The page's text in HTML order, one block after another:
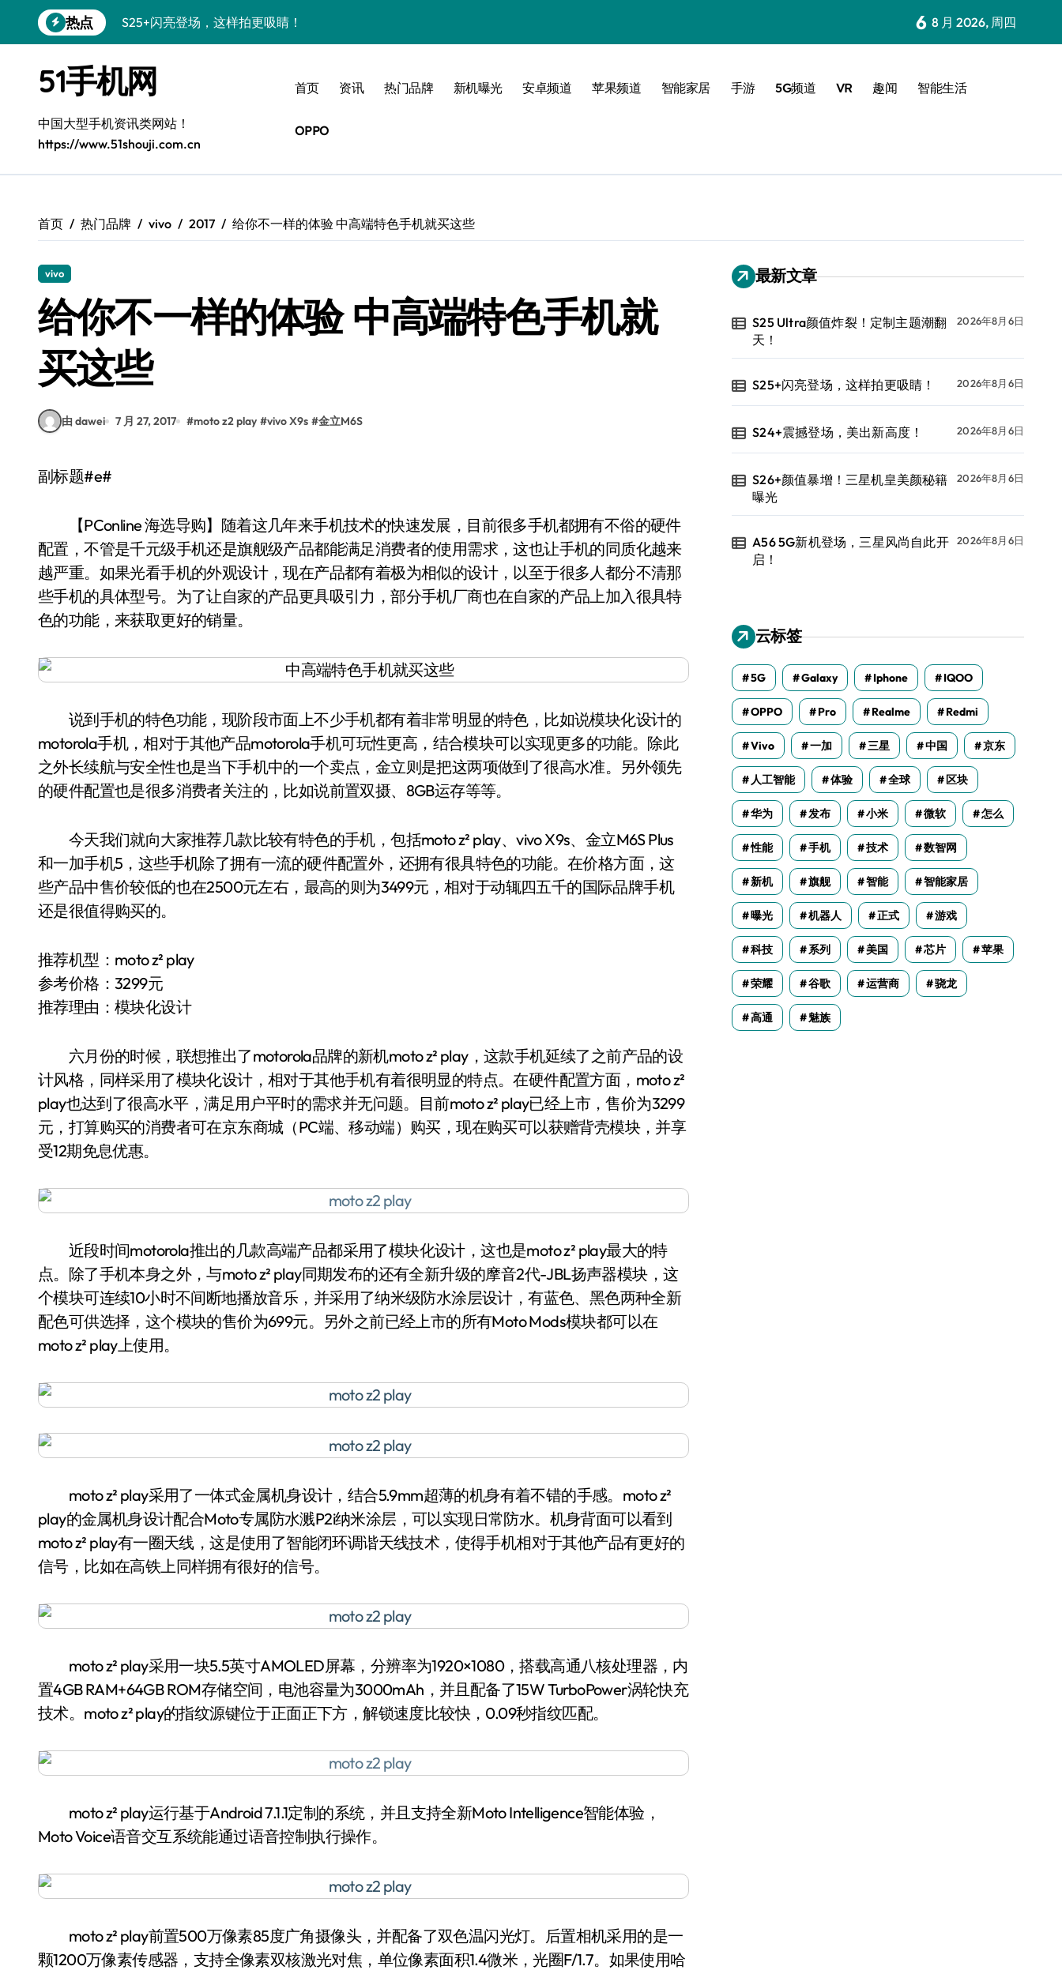
到
热点
S24+震撼登场，美出新高度！
S26+颜值暴增！三星机皇美颜秘籍曝光
A56 5G新机登场，三星风尚自此开启！
三星S26上手秒变个性神器！
Galaxy C55 5G登场，美学新纪元！
6 8 月 2026, 周四
51手机网
中国大型手机资讯类网站！
https://www.51shouji.com.cn
首页 资讯 热门品牌 新机曝光 安卓频道 苹果频道 智能家居 手游 5G频道 VR 趣闻 智能生活
OPPO
首页 热门品牌 vivo 2017 给你不一样的体验 中高端特色手机就买这些
vivo
给你不一样的体验 中高端特色手机就
买这些
由 dawei 7 月 27, 2017 #moto z2 play #vivo X9s #金立M6S
副标题#e#
【PConline 海选导购】随着这几年来手机技术的快速发展，目前很多手机都拥有不俗的硬件
配置，不管是千元级手机还是旗舰级产品都能满足消费者的使用需求，这也让手机的同质化越来
越严重。如果光看手机的外观设计，现在产品都有着极为相似的设计，以至于很多人都分不清那
些手机的具体型号。为了让自家的产品更具吸引力，部分手机厂商也在自家的产品上加入很具特
色的功能，来获取更好的销量。
说到手机的特色功能，现阶段市面上不少手机都有着非常明显的特色，比如说模块化设计的
motorola手机，相对于其他产品motorola手机可玩性更高，结合模块可以实现更多的功能。除此
之外长续航与安全性也是当下手机中的一个卖点，金立则是把这两项做到了很高水准。另外领先
的硬件配置也是很多消费者关注的，比如说前置双摄、8GB运存等等。
今天我们就向大家推荐几款比较有特色的手机，包括moto z² play、vivo X9s、金立M6S Plus
和一加手机5，这些手机除了拥有一流的硬件配置外，还拥有很具特色的功能。在价格方面，这
些产品中售价较低的也在2500元左右，最高的则为3499元，相对于动辄四五千的国际品牌手机
还是很值得购买的。
推荐机型：moto z² play
参考价格：3299元
推荐理由：模块化设计
六月份的时候，联想推出了motorola品牌的新机moto z² play，这款手机延续了之前产品的设
计风格，同样采用了模块化设计，相对于其他手机有着很明显的特点。在硬件配置方面，moto z²
play也达到了很高水平，满足用户平时的需求并无问题。目前moto z² play已经上市，售价为3299
元，打算购买的消费者可在京东商城（PC端、移动端）购买，现在购买可以获赠背壳模块，并享
受12期免息优惠。
近段时间motorola推出的几款高端产品都采用了模块化设计，这也是moto z² play最大的特
点。除了手机本身之外，与moto z² play同期发布的还有全新升级的摩音2代-JBL扬声器模块，这
个模块可连续10小时不间断地播放音乐，并采用了纳米级防水涂层设计，有蓝色、黑色两种全新
配色可供选择，这个模块的售价为699元。另外之前已经上市的所有Moto Mods模块都可以在
moto z² play上使用。
moto z² play采用了一体式金属机身设计，结合5.9mm超薄的机身有着不错的手感。moto z²
play的金属机身设计配合Moto专属防水溅P2i纳米涂层，可以实现日常防水。机身背面可以看到
moto z² play有一圈天线，这是使用了智能闭环调谐天线技术，使得手机相对于其他产品有更好的
信号，比如在高铁上同样拥有很好的信号。
moto z² play采用一块5.5英寸AMOLED屏幕，分辨率为1920×1080，搭载高通八核处理器，内
置4GB RAM+64GB ROM存储空间，电池容量为3000mAh，并且配备了15W TurboPower涡轮快充
技术。moto z² play的指纹源键位于正面正下方，解锁速度比较快，0.09秒指纹匹配。
moto z² play运行基于Android 7.1.1定制的系统，并且支持全新Moto Intelligence智能体验，
Moto Voice语音交互系统能通过语音控制执行操作。
moto z² play前置500万像素85度广角摄像头，并配备了双色温闪光灯。后置相机采用的是一
颗1200万像素传感器，支持全像素双核激光对焦，单位像素面积1.4微米，光圈F/1.7。如果使用哈
最新文章
S25 Ultra颜值炸裂！定制主题潮翻
天！
2026年8月6日
S25+闪亮登场，这样拍更吸睛！ 2026年8月6日
S24+震撼登场，美出新高度！ 2026年8月6日
S26+颜值暴增！三星机皇美颜秘籍
曝光
2026年8月6日
A56 5G新机登场，三星风尚自此开
启！
2026年8月6日
云标签
5G Galaxy Iphone IQOO
OPPO Pro Realme Redmi
Vivo 一加 三星 中国 京东
人工智能 体验 全球 区块
华为 发布 小米 微软 怎么
性能 手机 技术 数智网
新机 旗舰 智能 智能家居
曝光 机器人 正式 游戏
科技 系列 美国 芯片 苹果
荣耀 谷歌 运营商 骁龙
高通 魅族